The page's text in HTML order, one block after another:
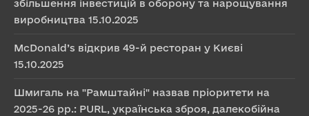
збільшення інвестицій в оборону та нарощування
виробництва 15.10.2025
McDonald’s відкрив 49-й ресторан у Києві
15.10.2025
Шмигаль на "Рамштайні" назвав пріоритети на
2025-26 рр.: PURL, українська зброя, далекобійна